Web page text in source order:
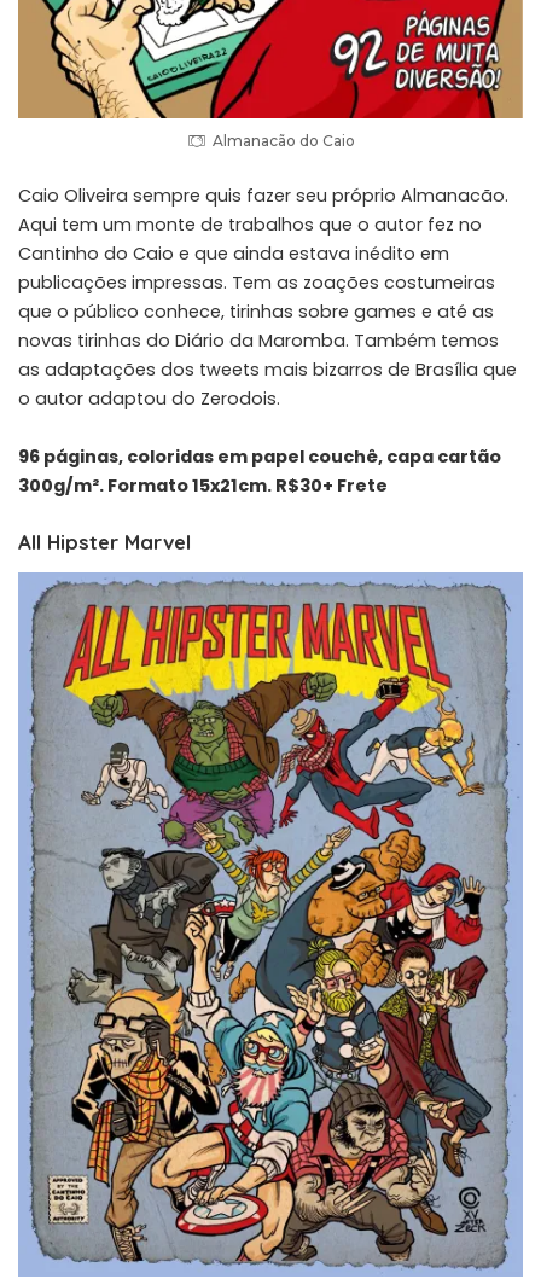
Almanacão do Caio
Caio Oliveira sempre quis fazer seu próprio Almanacão.
Aqui tem um monte de trabalhos que o autor fez no
Cantinho do Caio e que ainda estava inédito em
publicações impressas. Tem as zoações costumeiras
que o público conhece, tirinhas sobre games e até as
novas tirinhas do Diário da Maromba. Também temos
as adaptações dos tweets mais bizarros de Brasília que
o autor adaptou do Zerodois.
96 páginas, coloridas em papel couchê, capa cartão
300g/m². Formato 15x21cm. R$30+ Frete
All Hipster Marvel